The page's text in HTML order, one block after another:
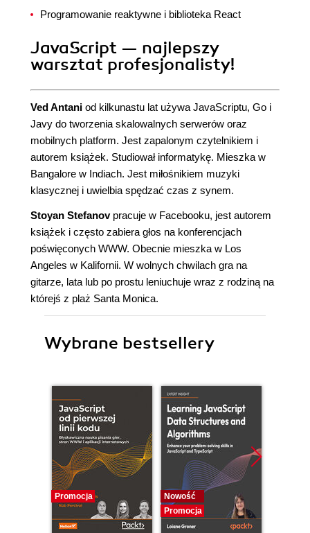
Programowanie reaktywne i biblioteka React
JavaScript — najlepszy
warsztat profesjonalisty!
Ved Antani od kilkunastu lat używa JavaScriptu, Go i
Javy do tworzenia skalowalnych serwerów oraz
mobilnych platform. Jest zapalonym czytelnikiem i
autorem książek. Studiował informatykę. Mieszka w
Bangalore w Indiach. Jest miłośnikiem muzyki
klasycznej i uwielbia spędzać czas z synem.
Stoyan Stefanovpracuje w Facebooku, jest autorem
książek i często zabiera głos na konferencjach
poświęconych WWW. Obecnie mieszka w Los
Angeles w Kalifornii. W wolnych chwilach gra na
gitarze, lata lub po prostu leniuchuje wraz z rodziną na
którejś z plaż Santa Monica.
Wybrane bestsellery
Promocja
Nowość
Promocja